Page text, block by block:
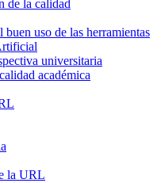
de la calidad
buen uso de las herramientas
universitaria
académica
la URL